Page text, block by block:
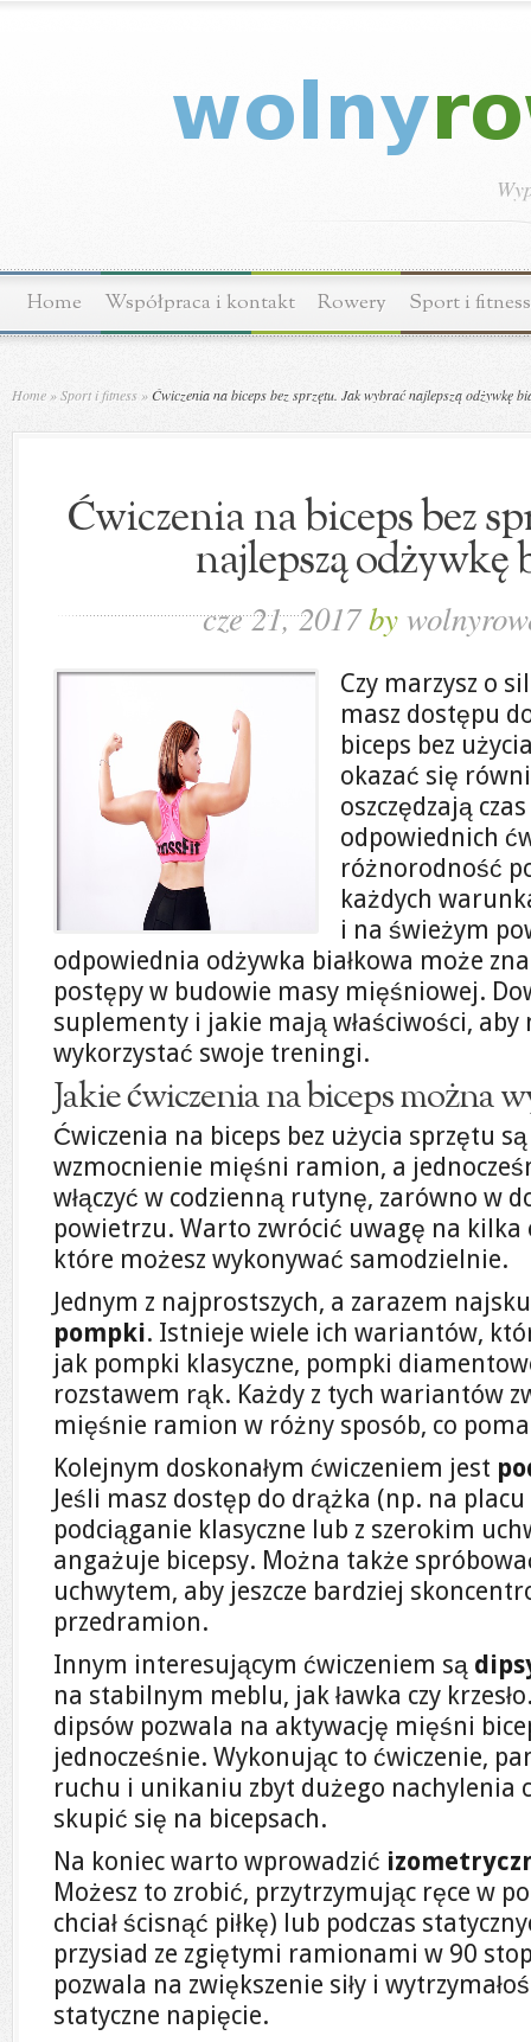
Home Współpraca i kontakt Rowery Sport i fitness
Home »Sport i fitness »Ćwiczenia na biceps bez sprzętu. Jak wybrać najlepszą odżywkę
Ćwiczenia na biceps bez
najlepszą odżywkę
cze 21, 2017by
Czy marzysz o
masz dostępu
biceps bez
okazać się
oszczędzają
odpowiednich
różnorodność
każdych
i na świeżym
odpowiednia odżywka białkowa może
postępy w budowie masy mięśniowej.
suplementy i jakie mają właściwości,
wykorzystać swoje treningi.
Jakie ćwiczenia na biceps można
Ćwiczenia na biceps bez użycia sprzętu
wzmocnienie mięśni ramion, a
włączyć w codzienną rutynę, zarówno w
powietrzu. Warto zwrócić uwagę na kilka
które możesz wykonywać samodzielnie.
Jednym z najprostszych, a zarazem
pompki. Istnieje wiele ich wariantów,
jak pompki klasyczne, pompki
rozstawem rąk. Każdy z tych wariantów
mięśnie ramion w różny sposób, co
Kolejnym doskonałym ćwiczeniem jest
Jeśli masz dostęp do drążka (np. na
podciąganie klasyczne lub z szerokim
angażuje bicepsy. Można także
uchwytem, aby jeszcze bardziej
przedramion.
Innym interesującym ćwiczeniem są
na stabilnym meblu, jak ławka czy
dipsów pozwala na aktywację mięśni
jednocześnie. Wykonując to ćwiczenie,
ruchu i unikaniu zbyt dużego nachylenia
skupić się na bicepsach.
Na koniec warto wprowadzić
Możesz to zrobić, przytrzymując ręce w
chciał ścisnąć piłkę) lub podczas
przysiad ze zgiętymi ramionami w 90
pozwala na zwiększenie siły i
statyczne napięcie.